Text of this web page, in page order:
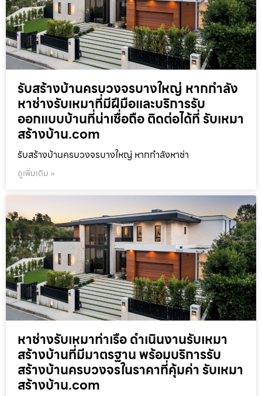
รับสร้างบ้านครบวงจรบางใหญ่ หากกำลัง
หาช่างรับเหมาที่มีฝีมือและบริการรับ
ออกแบบบ้านที่น่าเชื่อถือ ติดต่อได้ที่ รับเหมา
สร้างบ้าน.com
รับสร้างบ้านครบวงจรบางใหญ่ หากกำลังหาช่า
ดูเพิ่มเติม »
หาช่างรับเหมาท่าเรือ ดำเนินงานรับเหมา
สร้างบ้านที่มีมาตรฐาน พร้อมบริการรับ
สร้างบ้านครบวงจรในราคาที่คุ้มค่า รับเหมา
สร้างบ้าน.com